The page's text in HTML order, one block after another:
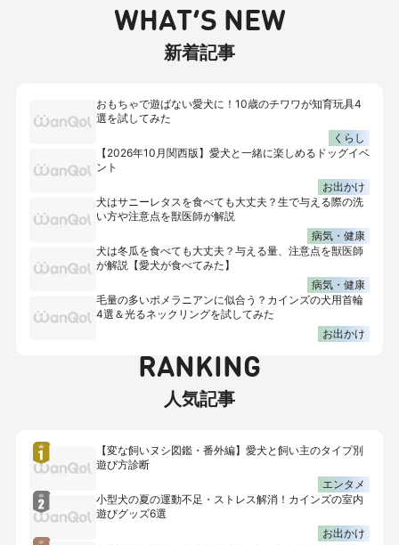
WHAT’S NEW
新着記事
おもちゃで遊ばない愛犬に！10歳のチワワが知育玩具4
選を試してみた
くらし
【2026年10月関西版】愛犬と一緒に楽しめるドッグイベ
ント
お出かけ
犬はサニーレタスを食べても大丈夫？生で与える際の洗
い方や注意点を獣医師が解説
病気・健康
犬は冬瓜を食べても大丈夫？与える量、注意点を獣医師
が解説【愛犬が食べてみた】
病気・健康
毛量の多いポメラニアンに似合う？カインズの犬用首輪
4選＆光るネックリングを試してみた
お出かけ
RANKING
人気記事
【変な飼いヌシ図鑑・番外編】愛犬と飼い主のタイプ別
遊び方診断
エンタメ
小型犬の夏の運動不足・ストレス解消！カインズの室内
遊びグッズ6選
お出かけ